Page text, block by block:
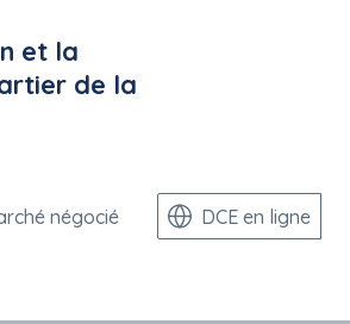
et la
de la
négocié DCE en ligne